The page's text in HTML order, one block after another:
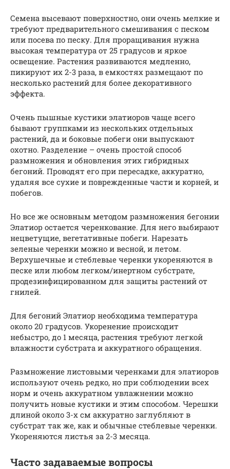
Семена высевают поверхностно, они очень мелкие и
требуют предварительного смешивания с песком
или посева по песку. Для проращивания нужна
высокая температура от 25 градусов и яркое
освещение. Растения развиваются медленно,
пикируют их 2-3 раза, в емкостях размещают по
несколько растений для более декоративного
эффекта.
Очень пышные кустики элатиоров чаще всего
бывают группками из нескольких отдельных
растений, да и боковые побеги они выпускают
охотно. Разделение – очень простой способ
размножения и обновления этих гибридных
бегоний. Проводят его при пересадке, аккуратно,
удаляя все сухие и поврежденные части и корней, и
побегов.
Но все же основным методом размножения бегонии
Элатиор остается черенкование. Для него выбирают
нецветущие, вегетативные побеги. Нарезать
зеленые черенки можно и весной, и летом.
Верхушечные и стеблевые черенки укореняются в
песке или любом легком/инертном субстрате,
продезинфицированном для защиты растений от
гнилей.
Для бегоний Элатиор необходима температура
около 20 градусов. Укоренение происходит
небыстро, до 1 месяца, растения требуют легкой
влажности субстрата и аккуратного обращения.
Размножение листовыми черенками для элатиоров
используют очень редко, но при соблюдении всех
норм и очень аккуратном увлажнении можно
получить новые кустики и этим способом. Черешки
длиной около 3-х см аккуратно заглубляют в
субстрат так же, как и обычные стеблевые черенки.
Укореняются листья за 2-3 месяца.
Часто задаваемые вопросы